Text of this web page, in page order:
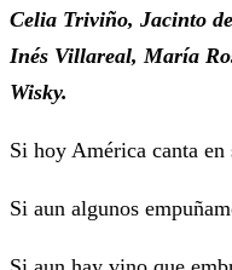
Celia Triviño, Jacinto
Inés Villareal, María
Wisky.
Si hoy América canta en
Si aun algunos